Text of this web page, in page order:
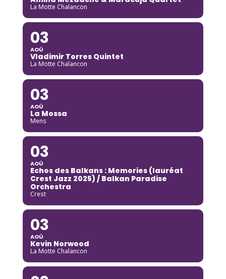
La Motte Chalancon
03
AOÛ
Vladimir Torres Quintet
La Motte Chalancon
03
AOÛ
La Mossa
Mens
03
AOÛ
Echos des Balkans : Memories (lauréat
Crest Jazz 2025) / Balkan Paradise
Orchestra
Crest
03
AOÛ
Kevin Norwood
La Motte Chalancon